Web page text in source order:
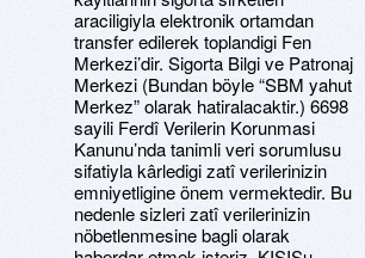
araciligiyla elektronik ortamdan
transfer edilerek toplandigi Fen
Merkezi’dir. Sigorta Bilgi ve Patronaj
Merkezi (Bundan böyle “SBM yahut
Merkez” olarak hatiralacaktir.) 6698
sayili Ferdî Verilerin Korunmasi
Kanunu’nda tanimli veri sorumlusu
sifatiyla kârledigi zatî verilerinizin
emniyetligine önem vermektedir. Bu
nedenle sizleri zatî verilerinizin
nöbetlenmesine bagli olarak